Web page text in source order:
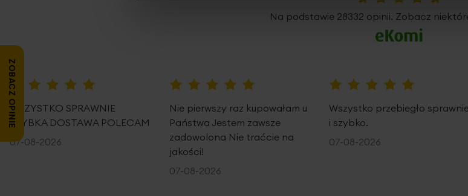
5%
Na podstawie 28332 opinii. Zobacz
100%
WSZYSTKO SPRAWNIE
SZYBKA DOSTAWA POLECAM
07-08-2026
Nie pierwszy raz kupowałam u
Państwa Jestem zawsze
zadowolona Nie traćcie na
jakości!
07-08-2026
Wszystko przebiegło
i szybko.
07-08-2026
ZOBACZ OPINIE